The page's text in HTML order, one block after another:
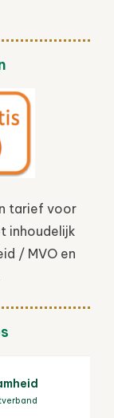
tarief voor
inhoudelijk
/ MVO en